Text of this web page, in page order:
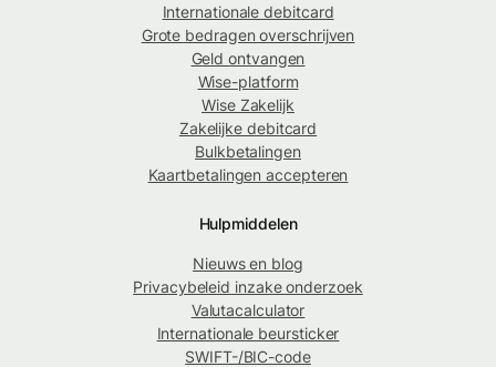
Internationale debitcard
Grote bedragen overschrijven
Geld ontvangen
Wise-platform
Wise Zakelijk
Zakelijke debitcard
Bulkbetalingen
Kaartbetalingen accepteren
Hulpmiddelen
Nieuws en blog
Privacybeleid inzake onderzoek
Valutacalculator
Internationale beursticker
SWIFT-/BIC-code